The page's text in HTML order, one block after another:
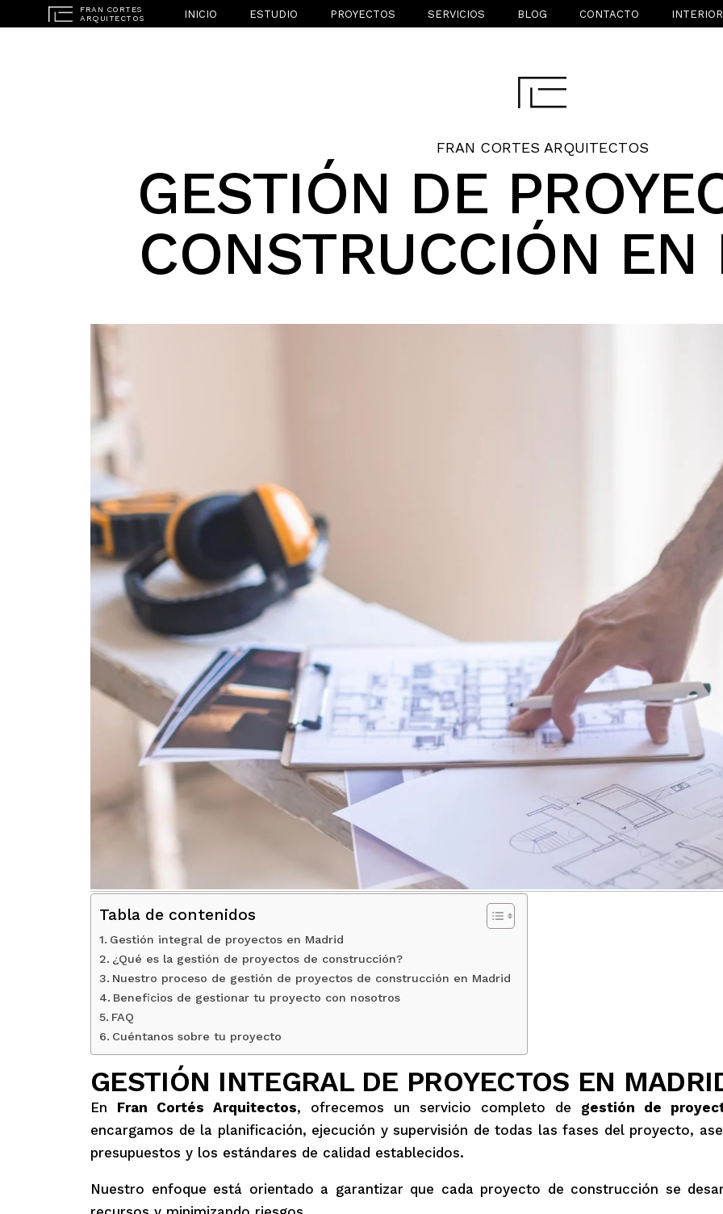
INICIO ESTUDIO PROYECTOS SERVICIOS BLOG CONTACTO
FRAN CORTES ARQUITECTOS
GESTIÓN DE
CONSTRUCCIÓN
Tabla de contenidos
Gestión integral de proyectos en Madrid
¿Qué es la gestión de proyectos de construcción?
Nuestro proceso de gestión de proyectos de construcción en Madrid
Beneficios de gestionar tu proyecto con nosotros
FAQ
Cuéntanos sobre tu proyecto
GESTIÓN INTEGRAL DE PROYECTOS EN
En Fran Cortés Arquitectos, ofrecemos un servicio completo de gestión de
encargamos de la planificación, ejecución y supervisión de todas las fases del proyecto,
presupuestos y los estándares de calidad establecidos.
Nuestro enfoque está orientado a garantizar que cada proyecto de construcción se